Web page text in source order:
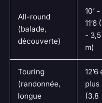
All-round
(balade,
découverte)
10’ -
11’6
- 3,5
m)
Touring
(randonnée,
longue
12’6
plus
(3,8